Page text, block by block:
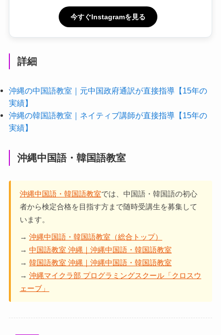
今すぐInstagramを見る
詳細
沖縄の中国語教室｜元中国政府通訳が直接指導【15年の
実績】
沖縄の韓国語教室｜ネイティブ講師が直接指導【15年の
実績】
沖縄中国語・韓国語教室
沖縄中国語・韓国語教室では、中国語・韓国語の初心
者から検定合格を目指す方まで随時受講生を募集して
います。
→ 沖縄中国語・韓国語教室（総合トップ）
→ 中国語教室 沖縄｜沖縄中国語・韓国語教室
→ 韓国語教室 沖縄｜沖縄中国語・韓国語教室
→ 沖縄マイクラ部 プログラミングスクール「クロスウ
ェーブ」